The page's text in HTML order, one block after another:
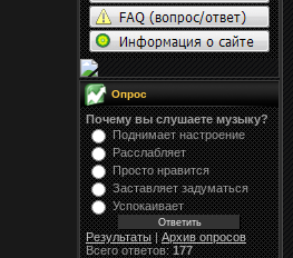
Опрос
Почему вы слушаете музыку?
Поднимает настроение
Расслабляет
Просто нравится
Заставляет задуматься
Успокаивает
Результаты|Архив опросов
Всего ответов:177